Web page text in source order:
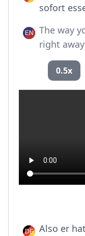
sofort
The way
right
0.5x
Also er